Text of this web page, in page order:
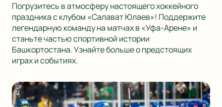
Погрузитесь в атмосферу настоящего хоккейного
праздника с клубом «Салават Юлаев»! Поддержите
легендарную команду на матчах в «Уфа-Арене» и
станьте частью спортивной истории
Башкортостана. Узнайте больше о предстоящих
играх и событиях.